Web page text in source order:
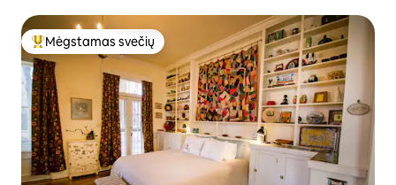
Svečių mėgstamiausias
Mėgstamas svečių